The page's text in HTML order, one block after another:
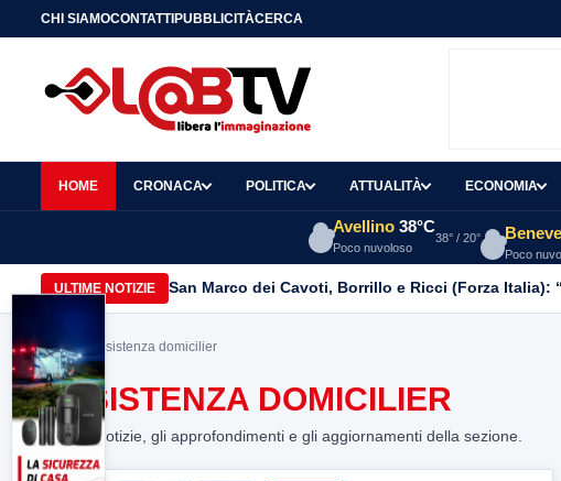
CHI SIAMOCONTATTIPUBBLICITÀCERCA
HOME CRONACA POLITICA ATTUALITÀ ECONOMIA
Avellino 38°C
Poco nuvoloso
38° / 20°
Poco
ULTIME NOTIZIE San Marco dei Cavoti, Borrillo e Ricci (Forza
Home> assistenza domicilier
ASSISTENZA DOMICILIER
Tutte le notizie, gli approfondimenti e gli aggiornamenti della sezione.